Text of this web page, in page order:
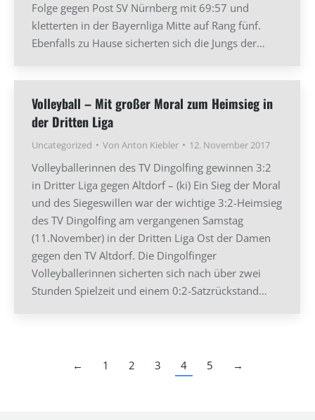
Folge gegen Post SV Nürnberg mit 69:57 und
kletterten in der Bayernliga Mitte auf Rang fünf.
Ebenfalls zu Hause sicherten sich die Jungs der…
Volleyball – Mit großer Moral zum Heimsieg in
der Dritten Liga
Uncategorized Von Anton Kiebler 12. November 2017
Volleyballerinnen des TV Dingolfing gewinnen 3:2
in Dritter Liga gegen Altdorf – (ki) Ein Sieg der Moral
und des Siegeswillen war der wichtige 3:2-Heimsieg
des TV Dingolfing am vergangenen Samstag
(11.November) in der Dritten Liga Ost der Damen
gegen den TV Altdorf. Die Dingolfinger
Volleyballerinnen sicherten sich nach über zwei
Stunden Spielzeit und einem 0:2-Satzrückstand…
← 1 2 3 4 5 →